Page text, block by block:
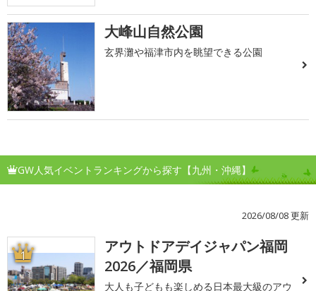
大峰山自然公園
玄界灘や福津市内を眺望できる公園
GW人気イベントランキングから探す【九州・沖縄】
2026/08/08 更新
1
アウトドアデイジャパン福岡
2026／福岡県
大人も子どもも楽しめる日本最大級のアウ